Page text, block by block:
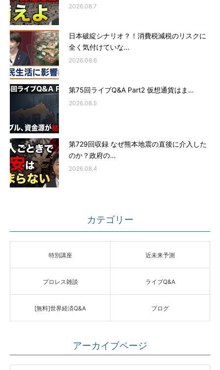
2026.08.7
日本破綻シナリオ？！消費税減税のリスクに
全く気付けていな…
2026.08.6
第75回ライブQ&A Part2 仮想通貨はま…
2026.08.5
第729回収録 なぜ熊本地震の直後に介入した
のか？政府の…
2026.08.4
カテゴリー
特別講座 近未来予測
プロレス雑談 ライブQ&A
[無料]世界経済Q&A ブログ
アーカイブページ